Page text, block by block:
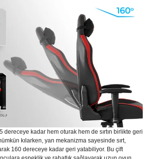
dereceye kadar hem oturak hem de sırtın birlikte geri
kılarken, yan mekanizma sayesinde sırt,
160 dereceye kadar geri yatabiliyor. Bu çift